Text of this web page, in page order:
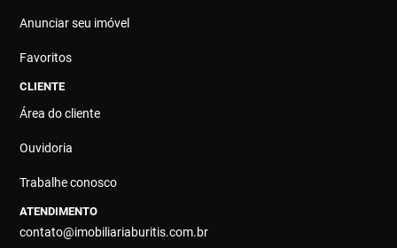
Anunciar seu imóvel
Favoritos
CLIENTE
Área do cliente
Ouvidoria
Trabalhe conosco
ATENDIMENTO
contato@imobiliariaburitis.com.br